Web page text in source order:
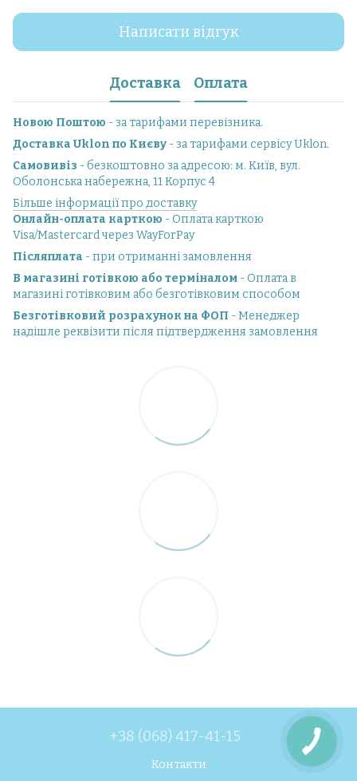
Написати відгук
Доставка Оплата
Новою Поштою - за тарифами перевізника.
Доставка Uklon по Києву - за тарифами сервісу Uklon.
Самовивіз - безкоштовно за адресою: м. Київ, вул.
Оболонська набережна, 11 Корпус 4
Більше інформації про доставку
Онлайн-оплата карткою - Оплата карткою
Visa/Mastercard через WayForPay
Післяплата - при отриманні замовлення
В магазині готівкою або терміналом - Оплата в
магазині готівковим або безготівковим способом
Безготівковий розрахунок на ФОП - Менеджер
надішле реквізити після підтвердження замовлення
+38 (068) 417-41-15
Контакти